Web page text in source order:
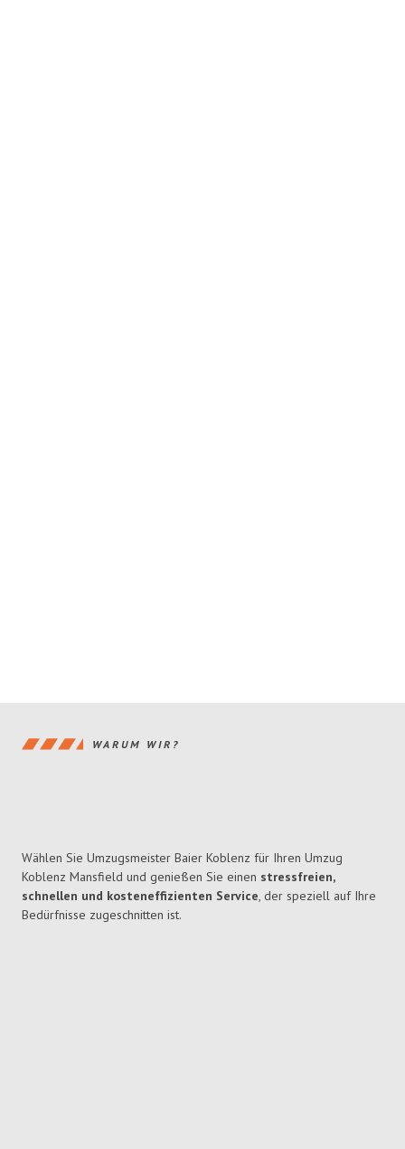
WARUM WIR?
Wählen Sie Umzugsmeister Baier Koblenz für Ihren Umzug
Koblenz Mansfield und genießen Sie einen stressfreien,
schnellen und kosteneffizienten Service, der speziell auf Ihre
Bedürfnisse zugeschnitten ist.